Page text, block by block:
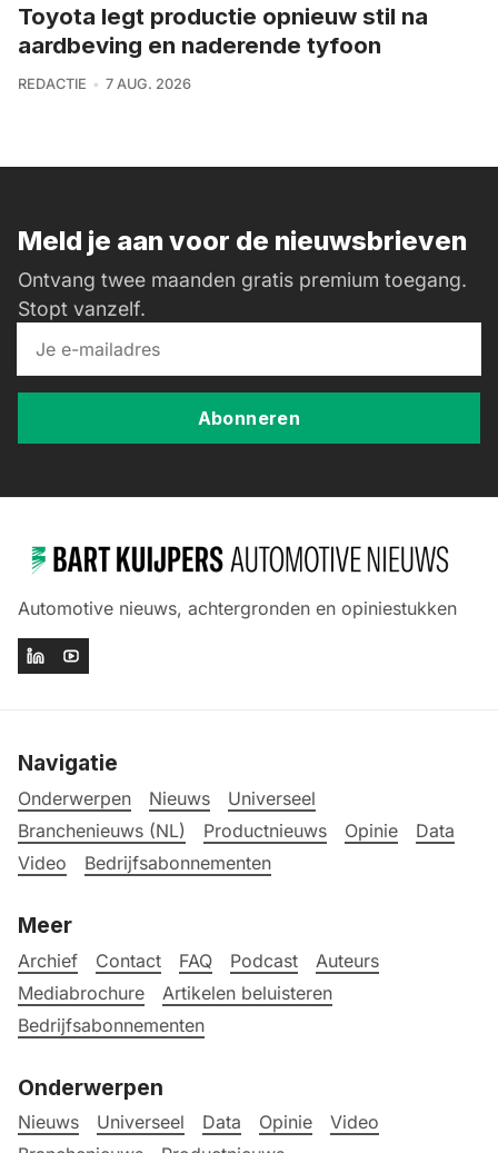
Toyota legt productie opnieuw stil na
aardbeving en naderende tyfoon
REDACTIE 7 AUG. 2026
Meld je aan voor de nieuwsbrieven
Ontvang twee maanden gratis premium toegang.
Stopt vanzelf.
Abonneren
Automotive nieuws, achtergronden en opiniestukken
Navigatie
Onderwerpen Nieuws
Universeel
Branchenieuws (NL)
Productnieuws Opinie
Data
Video
Bedrijfsabonnementen
Meer
Archief Contact FAQ Podcast
Auteurs
Mediabrochure
Artikelen beluisteren
Bedrijfsabonnementen
Onderwerpen
Nieuws Universeel Data Opinie
Video